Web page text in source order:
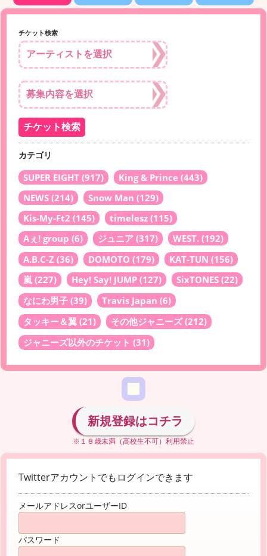
チケット検索
カテゴリ
SUPER EIGHT (917) King & Prince (443)
NEWS (214) Snow Man (129)
Kis-My-Ft2 (145) timelesz (115)
Aぇ! group (6) ジュニア (317) WEST. (192)
A.B.C-Z (36) DOMOTO (179) KAT-TUN (156)
嵐 (227) Hey! Say! JUMP (127) SixTONES (22)
なにわ男子 (39) Travis Japan (6)
タッキー＆翼 (21) その他ジャニーズ(212)
ジャニーズ以外のチケット (31)
新規登録はコチラ
※１８歳未満（高校生不可）利用禁止
Twitterアカウントでもログインできます
メールアドレスorユーザーID
パスワード